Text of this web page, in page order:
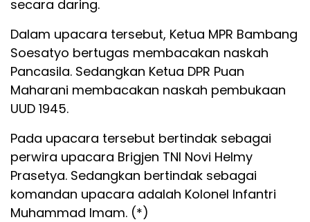
secara daring.
Dalam upacara tersebut, Ketua MPR Bambang
Soesatyo bertugas membacakan naskah
Pancasila. Sedangkan Ketua DPR Puan
Maharani membacakan naskah pembukaan
UUD 1945.
Pada upacara tersebut bertindak sebagai
perwira upacara Brigjen TNI Novi Helmy
Prasetya. Sedangkan bertindak sebagai
komandan upacara adalah Kolonel Infantri
Muhammad Imam. (*)